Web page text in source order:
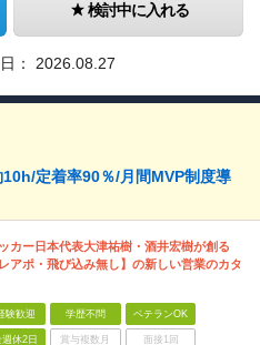
検討中に入れる
： 2026.08.27
定着率90％/月間MVP制度導
カー日本代表大津祐樹・酒井宏樹が創る
レアポ・飛び込み無し】の新しい営業のカタ
験歓迎 学歴不問 ベテランOK
週休2日 賞与複数月 面接1回